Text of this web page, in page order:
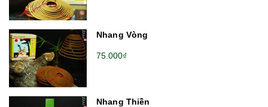
Nhang Vòng
75.000₫
Nhang Thiền